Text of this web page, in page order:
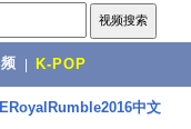
K-POP
中文